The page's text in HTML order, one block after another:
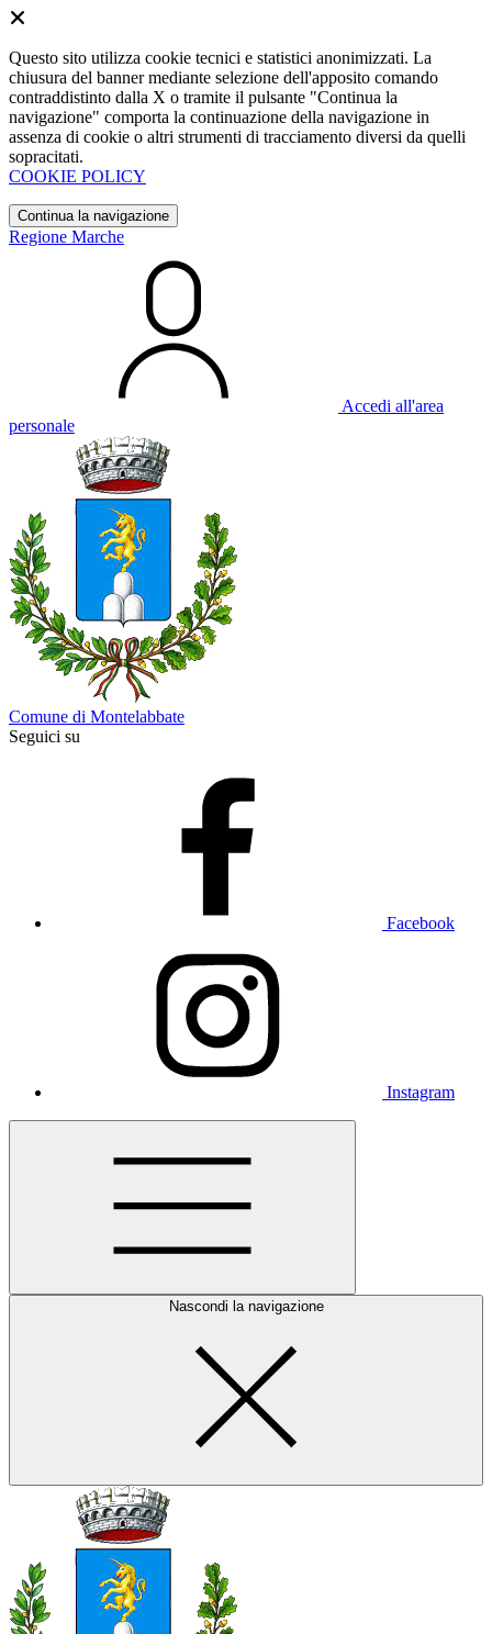
Questo sito utilizza cookie tecnici e statistici anonimizzati. La
chiusura del banner mediante selezione dell'apposito comando
contraddistinto dalla X o tramite il pulsante "Continua la
navigazione" comporta la continuazione della navigazione in
assenza di cookie o altri strumenti di tracciamento diversi da quelli
sopracitati.
COOKIE POLICY
Continua la navigazione
Regione Marche
Accedi all'area
personale
Comune di Montelabbate
Seguici su
Facebook
Instagram
Nascondi la navigazione